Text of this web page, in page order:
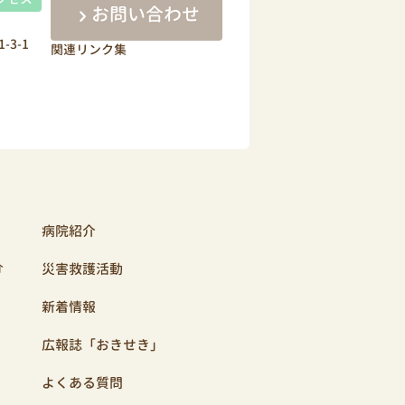
3-1
お問い合わせ
関連リンク集
病院紹介
災害救護活動
新着情報
広報誌「おきせき」
よくある質問